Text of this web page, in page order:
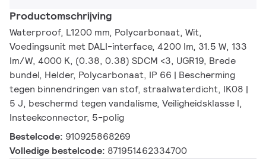
Productomschrijving
Waterproof, L1200 mm, Polycarbonaat, Wit,
Voedingsunit met DALI-interface, 4200 lm, 31.5 W, 133
lm/W, 4000 K, (0.38, 0.38) SDCM <3, UGR19, Brede
bundel, Helder, Polycarbonaat, IP 66 | Bescherming
tegen binnendringen van stof, straalwaterdicht, IK08 |
5 J, beschermd tegen vandalisme, Veiligheidsklasse I,
Insteekconnector, 5-polig
Bestelcode: 910925868269
Volledige bestelcode: 871951462334700